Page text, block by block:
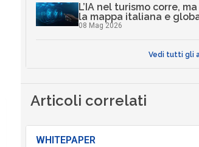
L’IA nel turismo corre,
la mappa italiana e
08 Mag 2026
Vedi tutti gli
Articoli correlati
WHITEPAPER